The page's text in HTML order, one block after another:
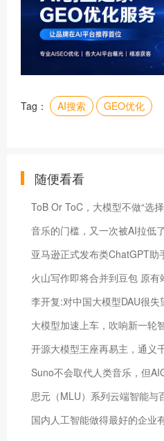
Tag： AI搜索 GEO优化
随便看看
ToB Or ToC，大模型不做“选
音乐的门槛，又一次被AI拉低了
亚马逊正式发布类ChatGPT
火山写作即将合并到豆包 原有
李开复:对中国大模型DAU很失
大模型加速上车，吹响新一轮
开源大模型王座再易主，通义
Suno不会取代人类音乐，但
思元（MLU）系列云端智能与
国内人工智能做得最好的企业